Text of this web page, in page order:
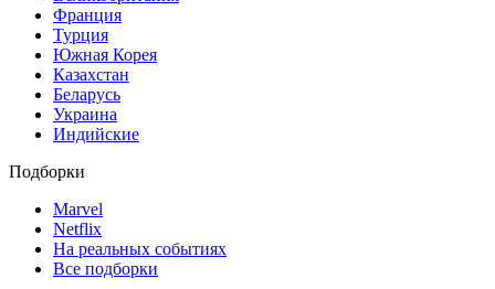
Франция
Турция
Южная Корея
Казахстан
Беларусь
Украина
Индийские
Подборки
Marvel
Netflix
На реальных событиях
Все подборки